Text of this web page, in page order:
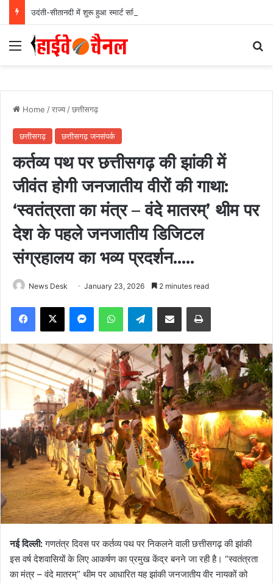
Menu
Home /राज्य /छत्तीसगढ़
छत्तीसगढ़ छत्तीसगढ़ जनसंपर्क
कर्तव्य पथ पर छत्तीसगढ़ की झांकी में
जीवंत होगी जनजातीय वीरों की गाथा:
‘स्वतंत्रता का मंत्र – वंदे मातरम्’ थीम पर
देश के पहले जनजातीय डिजिटल
संग्रहालय का भव्य प्रदर्शन…..
News Desk January 23, 2026 2 minutes read
Facebook
X MessengerWhatsAppTelegramShare via Email Print
नई दिल्ली:गणतंत्र दिवस पर कर्तव्य पथ पर निकलने वाली छत्तीसगढ़ की झांकी
इस वर्ष देशवासियों के लिए आकर्षण का प्रमुख केंद्र बनने जा रही है। “स्वतंत्रता
का मंत्र – वंदे मातरम्” थीम पर आधारित यह झांकी जनजातीय वीर नायकों को